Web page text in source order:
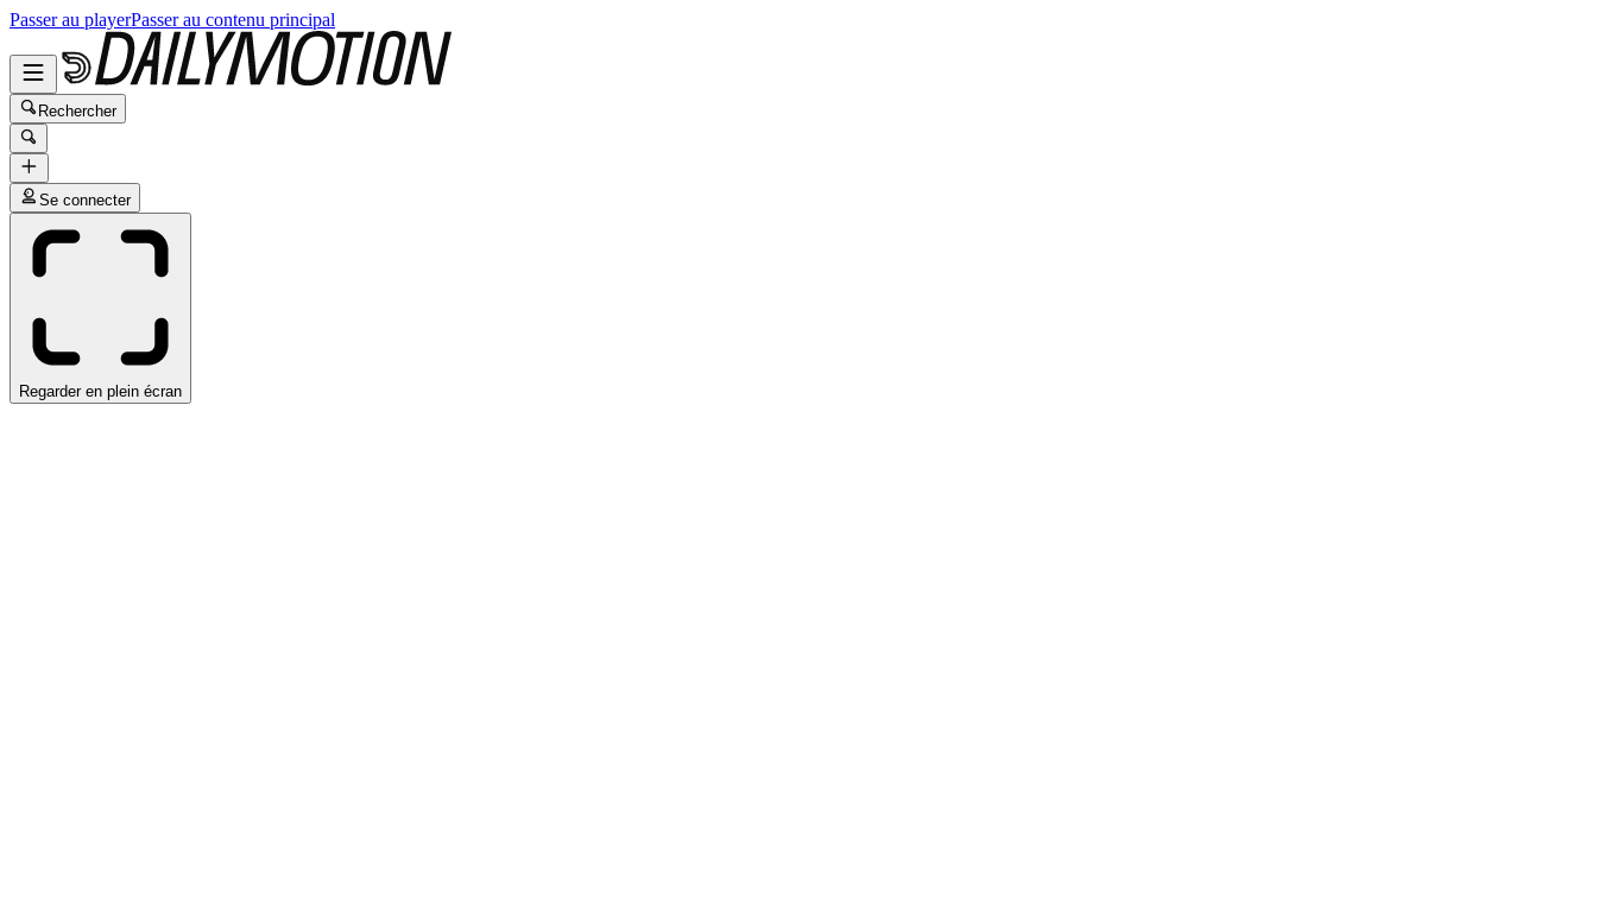
Passer au playerPasser au contenu principal
Rechercher
Se connecter
Regarder en plein écran